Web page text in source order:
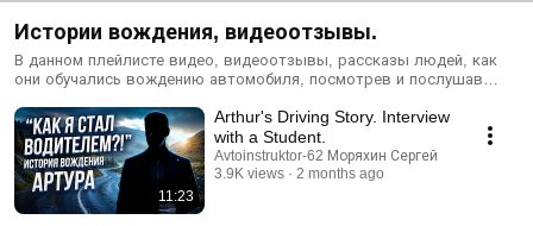
Истории вождения, видеоотзывы.
В данном плейлисте видео, видеоотзывы, рассказы людей, как
они обучались вождению автомобиля, посмотрев и послушав
обучении было сложно и тяжело. Надеюсь эти истории вас
поддержат психологически.
11:23
Arthur's Driving Story. Interview
with a Student.
Avtoinstruktor-62 Моряхин Сергей
3.9K views
2 months ago